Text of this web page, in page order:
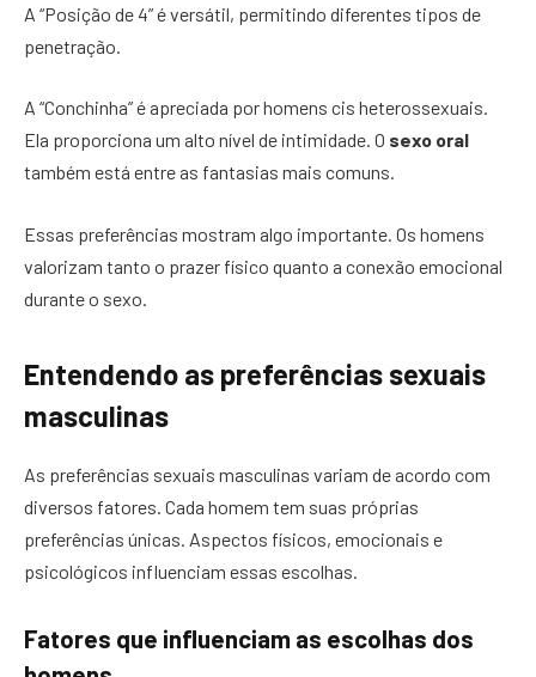
A “Posição de 4” é versátil, permitindo diferentes tipos de
penetração.
A “Conchinha” é apreciada por homens cis heterossexuais.
Ela proporciona um alto nível de intimidade. O sexo oral
também está entre as fantasias mais comuns.
Essas preferências mostram algo importante. Os homens
valorizam tanto o prazer físico quanto a conexão emocional
durante o sexo.
Entendendo as preferências sexuais
masculinas
As preferências sexuais masculinas variam de acordo com
diversos fatores. Cada homem tem suas próprias
preferências únicas. Aspectos físicos, emocionais e
psicológicos influenciam essas escolhas.
Fatores que influenciam as escolhas dos